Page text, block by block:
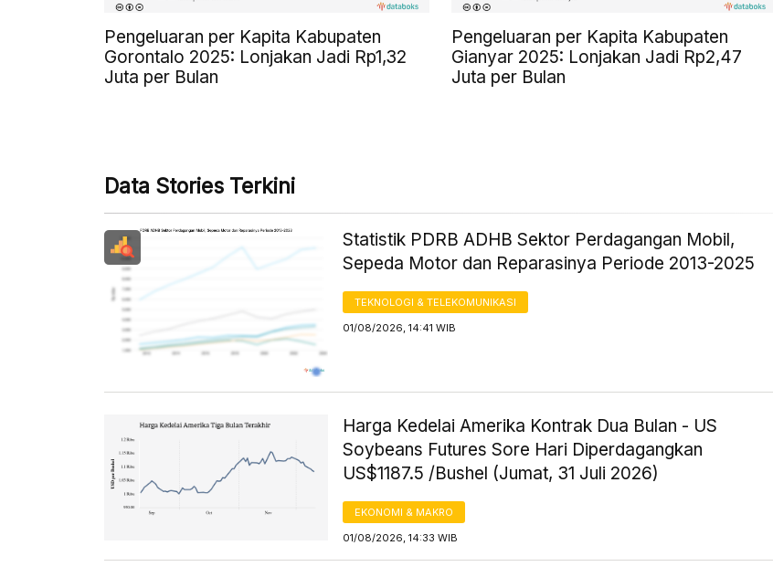
Pengeluaran per Kapita Kabupaten
Gorontalo 2025: Lonjakan Jadi Rp1,32
Juta per Bulan
Pengeluaran per Kapita Kabupaten
Gianyar 2025: Lonjakan Jadi Rp2,47
Juta per Bulan
Data Stories Terkini
Statistik PDRB ADHB Sektor Perdagangan Mobil,
Sepeda Motor dan Reparasinya Periode 2013-2025
TEKNOLOGI & TELEKOMUNIKASI
01/08/2026, 14:41 WIB
Harga Kedelai Amerika Kontrak Dua Bulan - US
Soybeans Futures Sore Hari Diperdagangkan
US$1187.5 /Bushel (Jumat, 31 Juli 2026)
EKONOMI & MAKRO
01/08/2026, 14:33 WIB